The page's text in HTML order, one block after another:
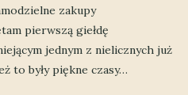
zakupy
pierwszą giełdę
jednym z nielicznych już
to były piękne czasy…